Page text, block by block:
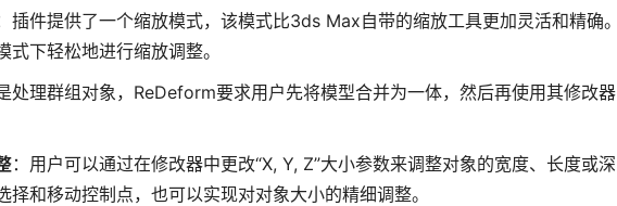
插件提供了一个缩放模式，该模式比3ds Max自带的缩放工具更加灵活和精确。
式下轻松地进行缩放调整。
处理群组对象，ReDeform要求用户先将模型合并为一体，然后再使用其修改器
：用户可以通过在修改器中更改“X, Y, Z”大小参数来调整对象的宽度、长度或深
择和移动控制点，也可以实现对对象大小的精细调整。